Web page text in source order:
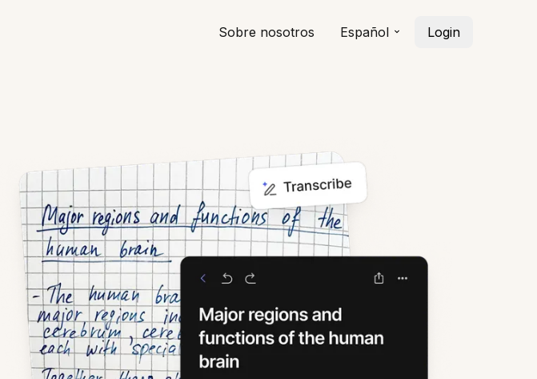
Sobre nosotros Español Login